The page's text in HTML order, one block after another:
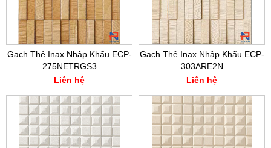
Gạch Thẻ Inax Nhập Khẩu ECP-
275NETRGS3
Liên hệ
Gạch Thẻ Inax Nhập Khẩu ECP-
303ARE2N
Liên hệ